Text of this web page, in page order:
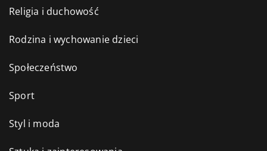
Religia i duchowość
Rodzina i wychowanie dzieci
Społeczeństwo
Sport
Styl i moda